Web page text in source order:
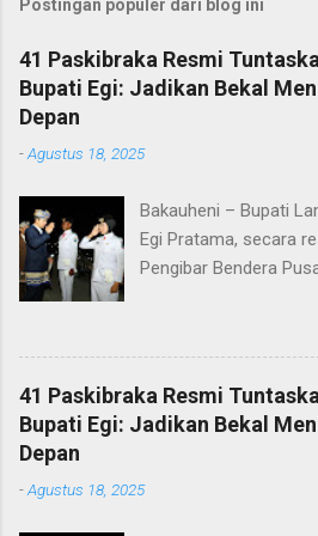
Postingan populer dari blog ini
41 Paskibraka Resmi
Bupati Egi: Jadikan Bekal
Depan
-Agustus 18, 2025
Bakauheni – Bupati
Egi Pratama, secara
Pengibar Bendera
Pelepasan dilakukan
bendera di Lapangan
Minggu malam (17/8/
anggota Paskibraka
mengibarkan Sang
Indonesia di
41 Paskibraka Resmi
Bupati Egi: Jadikan Bekal
Depan
-Agustus 18, 2025